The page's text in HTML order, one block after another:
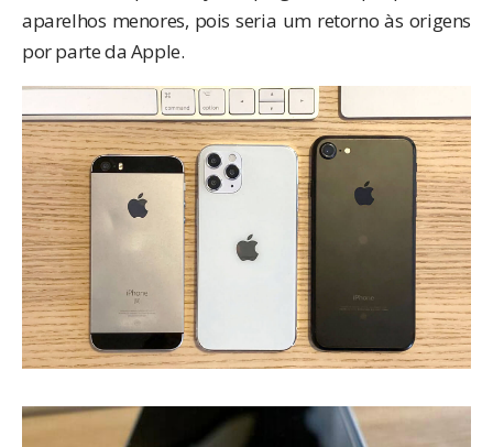
aparelhos menores, pois seria um retorno às origens
por parte da Apple.